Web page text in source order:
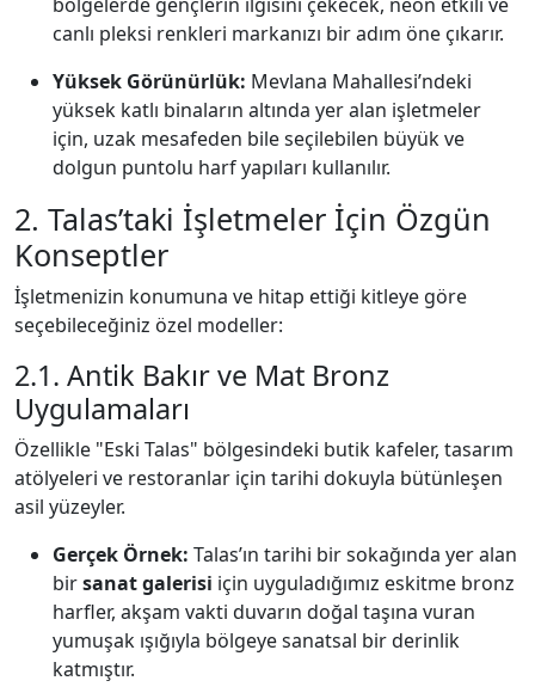
canlı pleksi renkleri markanızı bir adım öne çıkarır.
Yüksek Görünürlük: Mevlana Mahallesi’ndeki
yüksek katlı binaların altında yer alan işletmeler
için, uzak mesafeden bile seçilebilen büyük ve
dolgun puntolu harf yapıları kullanılır.
2. Talas’taki İşletmeler İçin Özgün
Konseptler
İşletmenizin konumuna ve hitap ettiği kitleye göre
seçebileceğiniz özel modeller:
2.1. Antik Bakır ve Mat Bronz
Uygulamaları
Özellikle "Eski Talas" bölgesindeki butik kafeler, tasarım
atölyeleri ve restoranlar için tarihi dokuyla bütünleşen
asil yüzeyler.
Gerçek Örnek: Talas’ın tarihi bir sokağında yer alan
birsanat galerisi için uyguladığımız eskitme bronz
harfler, akşam vakti duvarın doğal taşına vuran
yumuşak ışığıyla bölgeye sanatsal bir derinlik
katmıştır.